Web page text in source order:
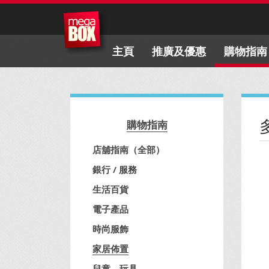
主頁 推廣及優惠 購物指南
購物指南
店舖指南（全部）
銀行 / 服務
生活百貨
電子產品
時尚服飾
家居佈置